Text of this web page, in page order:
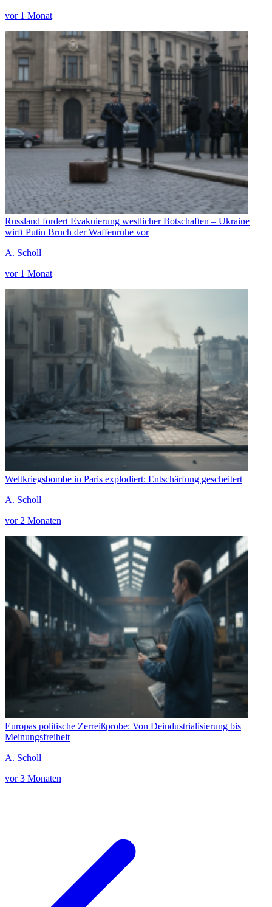
vor 1 Monat
Russland fordert Evakuierung westlicher Botschaften – Ukraine
wirft Putin Bruch der Waffenruhe vor
A. Scholl
vor 1 Monat
Weltkriegsbombe in Paris explodiert: Entschärfung gescheitert
A. Scholl
vor 2 Monaten
Europas politische Zerreißprobe: Von Deindustrialisierung bis
Meinungsfreiheit
A. Scholl
vor 3 Monaten